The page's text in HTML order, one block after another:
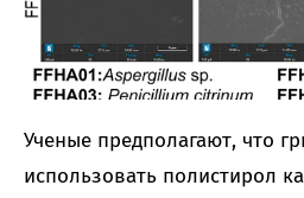
Ученые предполагают, что
использовать полистирол